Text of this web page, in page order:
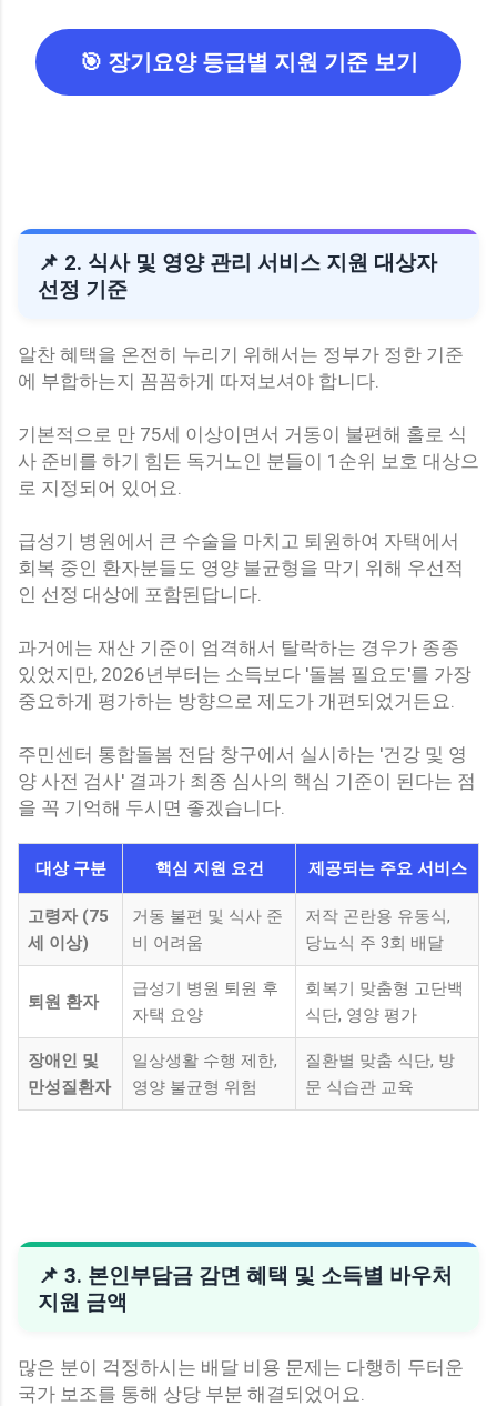
🎯 장기요양 등급별 지원 기준 보기
📌 2. 식사 및 영양 관리 서비스 지원 대상자
선정 기준
알찬 혜택을 온전히 누리기 위해서는 정부가 정한 기준
에 부합하는지 꼼꼼하게 따져보셔야 합니다.
기본적으로 만 75세 이상이면서 거동이 불편해 홀로 식
사 준비를 하기 힘든 독거노인 분들이 1순위 보호 대상으
로 지정되어 있어요.
급성기 병원에서 큰 수술을 마치고 퇴원하여 자택에서
회복 중인 환자분들도 영양 불균형을 막기 위해 우선적
인 선정 대상에 포함된답니다.
과거에는 재산 기준이 엄격해서 탈락하는 경우가 종종
있었지만, 2026년부터는 소득보다 '돌봄 필요도'를 가장
중요하게 평가하는 방향으로 제도가 개편되었거든요.
주민센터 통합돌봄 전담 창구에서 실시하는 '건강 및 영
양 사전 검사' 결과가 최종 심사의 핵심 기준이 된다는 점
을 꼭 기억해 두시면 좋겠습니다.
대상 구분 핵심 지원 요건 제공되는 주요 서비스
고령자 (75
세 이상)
거동 불편 및 식사 준
비 어려움
저작 곤란용 유동식,
당뇨식 주 3회 배달
퇴원 환자
급성기 병원 퇴원 후
자택 요양
회복기 맞춤형 고단백
식단, 영양 평가
장애인 및
만성질환자
일상생활 수행 제한,
영양 불균형 위험
질환별 맞춤 식단, 방
문 식습관 교육
📌 3. 본인부담금 감면 혜택 및 소득별 바우처
지원 금액
많은 분이 걱정하시는 배달 비용 문제는 다행히 두터운
국가 보조를 통해 상당 부분 해결되었어요.